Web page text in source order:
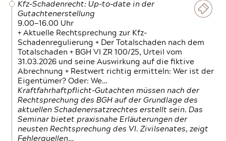
Kfz-Schadenrecht: Up-to-date in der
Gutachtenerstellung
9.00—16.00 Uhr
+ Aktuelle Rechtsprechung zur Kfz-
Schadenregulierung + Der Totalschaden nach dem
Totalschaden + BGH VI ZR 100/25, Urteil vom
31.03.2026 und seine Auswirkung auf die fiktive
Abrechnung + Restwert richtig ermitteln: Wer ist der
Eigentümer? Oder: We…
Kraftfahrhaftpflicht-Gutachten müssen nach der
Rechtsprechung des BGH auf der Grundlage des
aktuellen Schadenersatzrechtes erstellt sein. Das
Seminar bietet praxisnahe Erläuterungen der
neusten Rechtsprechung des VI. Zivilsenates, zeigt
Fehlerquellen…